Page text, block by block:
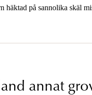
häktad på sannolika skäl
annat